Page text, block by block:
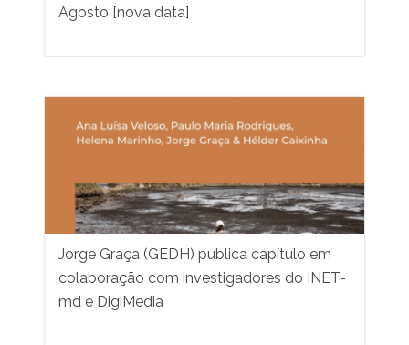
Agosto [nova data]
Jorge Graça (GEDH) publica capítulo em
colaboração com investigadores do INET-
md e DigiMedia